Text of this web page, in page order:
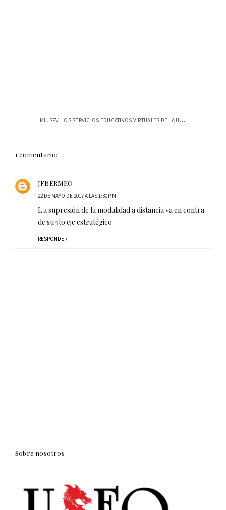
MIUSFV, LOS SERVICIOS EDUCATIVOS VIRTUALES DE LA USFQ
1 comentario:
JFBERMEO
22 DE MAYO DE 2017 A LAS 1:30 P.M.
L a supresión de la modalidad a distancia va en contra
de su 5to eje estratégico
RESPONDER
Sobre nosotros